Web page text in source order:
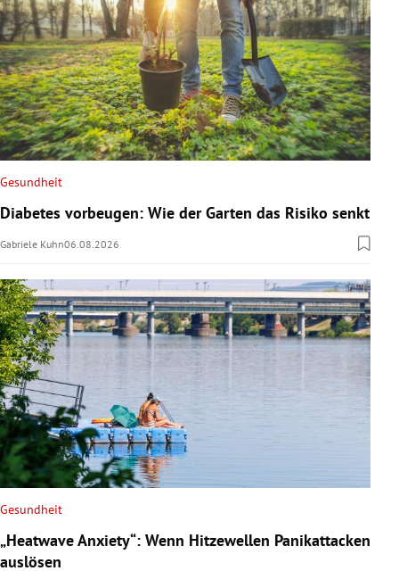
Gesundheit
Diabetes vorbeugen: Wie der Garten das Risiko senkt
Gabriele Kuhn06.08.2026
Gesundheit
„Heatwave Anxiety“: Wenn Hitzewellen Panikattacken
auslösen